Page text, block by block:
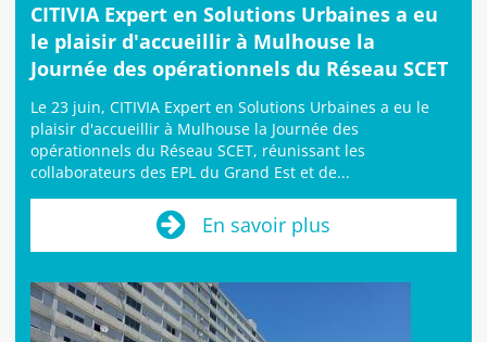
CITIVIA Expert en Solutions Urbaines a eu
le plaisir d'accueillir à Mulhouse la
Journée des opérationnels du Réseau SCET
Le 23 juin, CITIVIA Expert en Solutions Urbaines a eu le
plaisir d'accueillir à Mulhouse la Journée des
opérationnels du Réseau SCET, réunissant les
collaborateurs des EPL du Grand Est et de...
En savoir plus